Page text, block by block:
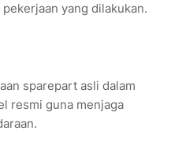
yang dilakukan.
sparepart asli dalam
resmi guna menjaga